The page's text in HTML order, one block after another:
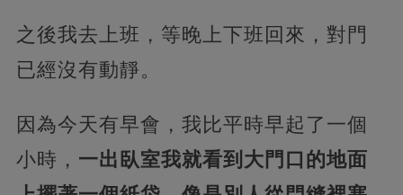
之後我去上班，等晚上下班回來，對門
已經沒有動靜。
因為今天有早會，我比平時早起了一個
小時， 一出臥室我就看到大門口的地面